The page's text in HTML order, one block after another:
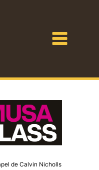
de Calvin Nicholls